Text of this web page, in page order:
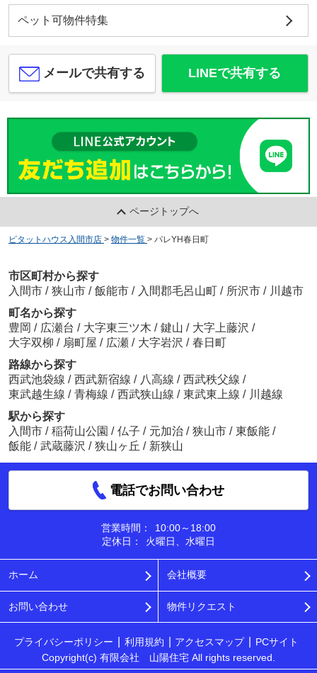
ペット可物件特集
メールで共有する LINEで共有する
ページトップへ
ピタットハウス入間市店 > 物件一覧 > パレYH春日町
市区町村から探す
入間市 / 狭山市 / 飯能市 / 入間郡毛呂山町 / 所沢市 / 川越市
町名から探す
豊岡 / 広瀬台 / 大字東三ツ木 / 鍵山 / 大字上藤沢 /
大字双柳 / 扇町屋 / 広瀬 / 大字岩沢 / 春日町
路線から探す
西武池袋線 / 西武新宿線 / 八高線 / 西武秩父線 /
東武越生線 / 青梅線 / 西武狭山線 / 東武東上線 / 川越線
駅から探す
入間市 / 稲荷山公園 / 仏子 / 元加治 / 狭山市 / 東飯能 /
飯能 / 武蔵藤沢 / 狭山ヶ丘 / 新狭山
電話でお問い合わせ
営業時間：
10:00～18:00
定休日：
火曜日、水曜日
ホーム 会社概要
お問い合わせ 物件リクエスト
プライバシーポリシー 利用規約 アクセスマップ
PCサイト
Copyright(c) 有限会社 山陽住宅 All rights reserved.